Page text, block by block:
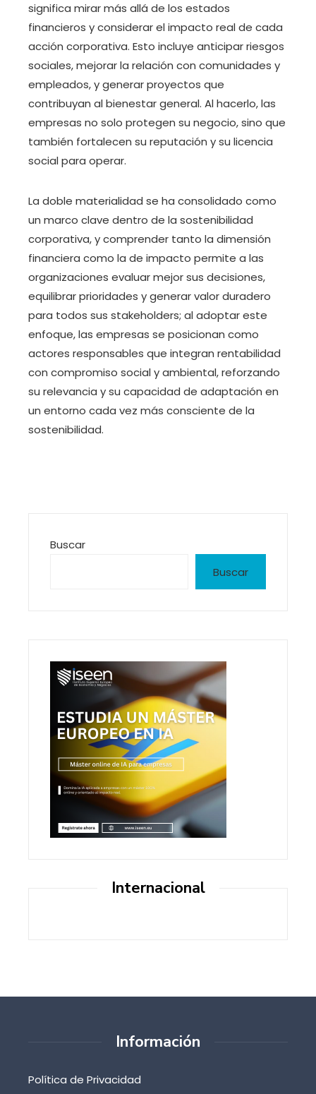
significa mirar más allá de los estados
financieros y considerar el impacto real de cada
acción corporativa. Esto incluye anticipar riesgos
sociales, mejorar la relación con comunidades y
empleados, y generar proyectos que
contribuyan al bienestar general. Al hacerlo, las
empresas no solo protegen su negocio, sino que
también fortalecen su reputación y su licencia
social para operar.
La doble materialidad se ha consolidado como
un marco clave dentro de la sostenibilidad
corporativa, y comprender tanto la dimensión
financiera como la de impacto permite a las
organizaciones evaluar mejor sus decisiones,
equilibrar prioridades y generar valor duradero
para todos sus stakeholders; al adoptar este
enfoque, las empresas se posicionan como
actores responsables que integran rentabilidad
con compromiso social y ambiental, reforzando
su relevancia y su capacidad de adaptación en
un entorno cada vez más consciente de la
sostenibilidad.
Buscar
Buscar
Internacional
Información
Política de Privacidad